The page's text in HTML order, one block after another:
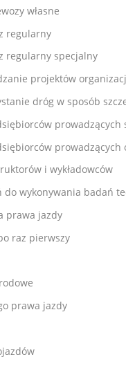
własne
regularny
regularny specjalny
projektów
dróg w sposób
prowadzących
i wykładowców
wykonywania badań
prawa jazdy
raz pierwszy
prawa jazdy